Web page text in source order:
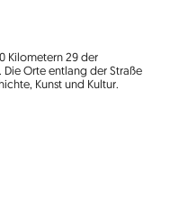
Kilometern 29 der
Orte entlang der Straße
Kunst und Kultur.